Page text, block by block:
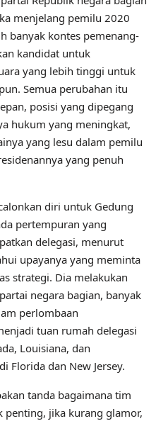
menjelang pemilu 2020
banyak kontes pemenang-
kandidat untuk
yang lebih tinggi untuk
Semua perubahan itu
posisi yang dipegang
hukum yang meningkat,
yang lesu dalam pemilu
yang penuh
diri untuk Gedung
pertempuran yang
delegasi, menurut
upayanya yang meminta
strategi. Dia melakukan
negara bagian, banyak
perlombaan
tuan rumah delegasi
Louisiana, dan
Florida dan New Jersey.
tanda bagaimana tim
penting, jika kurang glamor,